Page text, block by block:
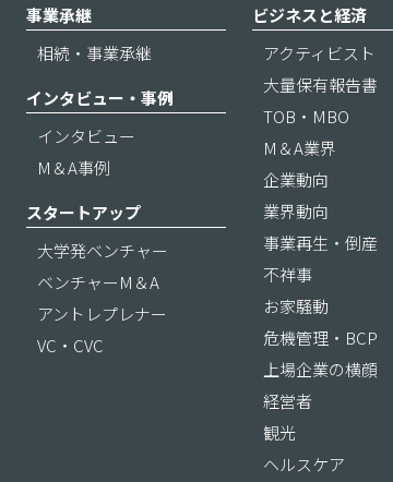
事業承継
相続・事業承継
インタビュー・事例
インタビュー
M＆A事例
スタートアップ
大学発ベンチャー
ベンチャーM＆A
アントレプレナー
VC・CVC
ビジネスと経済
アクティビスト
大量保有報告書
TOB・MBO
M＆A業界
企業動向
業界動向
事業再生・倒産
不祥事
お家騒動
危機管理・BCP
上場企業の横顔
経営者
観光
ヘルスケア